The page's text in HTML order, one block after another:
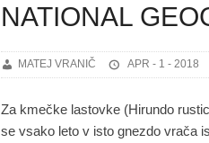
NATIONAL
MATEJ VRANIČ APR - 1 - 2018
Za kmečke lastovke (Hirundo
se vsako leto v isto gnezdo vrača